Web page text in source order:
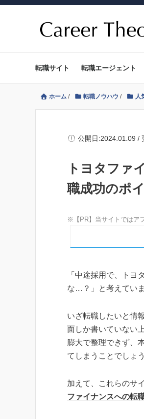
転職サイト 転職エージェント
ホーム / 転職ノウハウ / 人
公開日:2024.01.09 /
トヨタファ
職成功のポ
「中途採用で、トヨ
な…？」と考えてい
いざ転職したいと情
面しか書いていない
膨大で整理できず、
てしまうことでしょう
加えて、これらのサ
ファイナンスへの転